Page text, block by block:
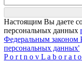
Настоящим Вы даете
персональных данных
Федеральным
персональных данных'
P o r t n o v L a b o r a t o